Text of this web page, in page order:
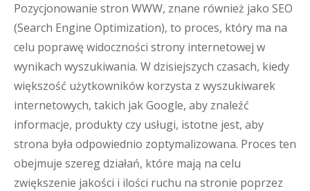
Pozycjonowanie stron WWW, znane również jako SEO
(Search Engine Optimization), to proces, który ma na
celu poprawę widoczności strony internetowej w
wynikach wyszukiwania. W dzisiejszych czasach, kiedy
większość użytkowników korzysta z wyszukiwarek
internetowych, takich jak Google, aby znaleźć
informacje, produkty czy usługi, istotne jest, aby
strona była odpowiednio zoptymalizowana. Proces ten
obejmuje szereg działań, które mają na celu
zwiększenie jakości i ilości ruchu na stronie poprzez